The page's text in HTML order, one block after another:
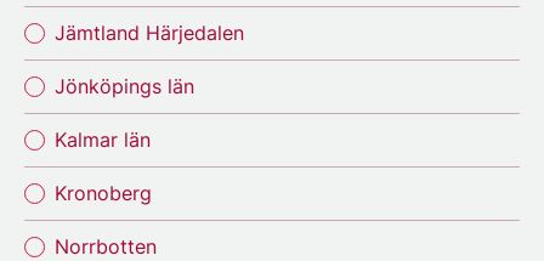
Jämtland Härjedalen
Jönköpings län
Kalmar län
Kronoberg
Norrbotten